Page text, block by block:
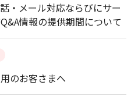
・メール対応ならびにサー
情報の提供期間について
のお客さまへ